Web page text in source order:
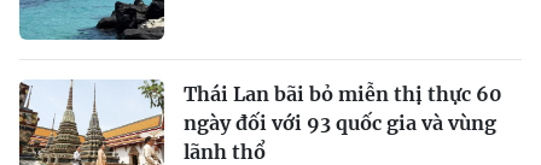
Thái Lan bãi bỏ miễn thị thực 60
ngày đối với 93 quốc gia và vùng
lãnh thổ